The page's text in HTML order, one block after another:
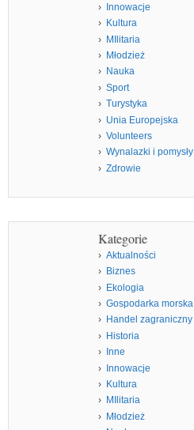
Innowacje
Kultura
MIlitaria
Młodzież
Nauka
Sport
Turystyka
Unia Europejska
Volunteers
Wynalazki i pomysły
Zdrowie
Kategorie
Aktualności
Biznes
Ekologia
Gospodarka morska
Handel zagraniczny
Historia
Inne
Innowacje
Kultura
MIlitaria
Młodzież